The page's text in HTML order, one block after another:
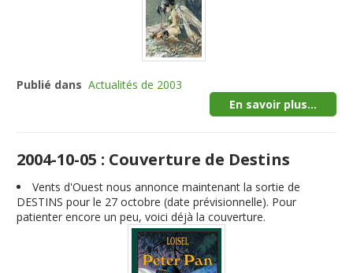
Publié dans Actualités de 2003
En savoir plus...
2004-10-05 : Couverture de Destins
Vents d'Ouest nous annonce maintenant la sortie de
DESTINS pour le 27 octobre (date prévisionnelle). Pour
patienter encore un peu, voici déjà la couverture.